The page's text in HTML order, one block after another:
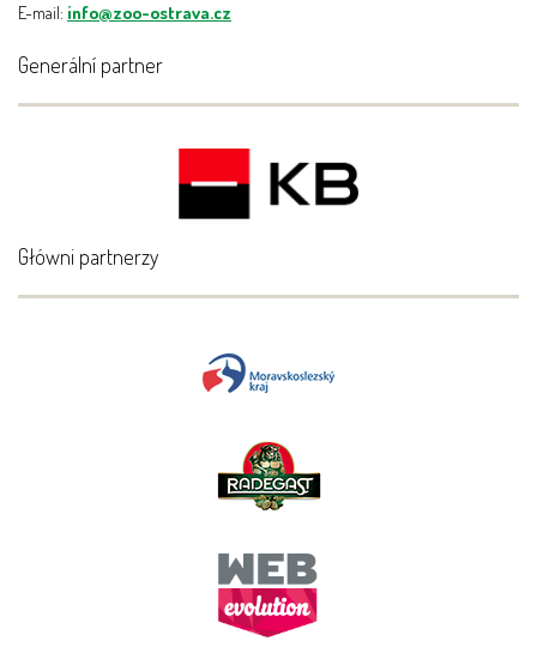
E-mail: info@zoo-ostrava.cz
Generální partner
Główni partnerzy